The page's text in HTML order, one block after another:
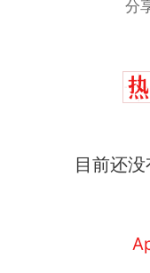
分
目前还